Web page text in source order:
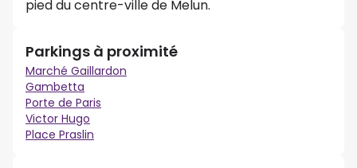
pied du centre-ville de Melun.
Parkings à proximité
Marché Gaillardon
Gambetta
Porte de Paris
Victor Hugo
Place Praslin